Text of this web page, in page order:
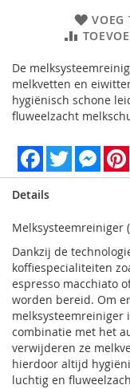
VOEG
De
melkvetten en
hygiënisch schone
fluweelzacht
FacebookTwitter
Details
Melksysteemreiniger
Dankzij de
koffiespecialiteiten
espresso macchiato
worden bereid. Om
melksysteemreiniger
combinatie met het
verwijderen ze
hierdoor altijd
luchtig en